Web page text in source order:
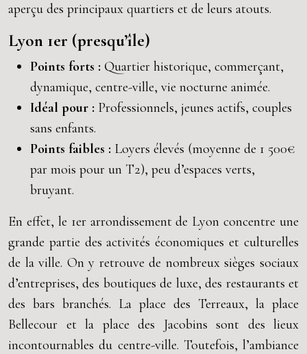
aperçu des principaux quartiers et de leurs atouts.
Lyon 1er (presqu’île)
Points forts : Quartier historique, commerçant,
dynamique, centre-ville, vie nocturne animée.
Idéal pour : Professionnels, jeunes actifs, couples
sans enfants.
Points faibles : Loyers élevés (moyenne de 1 500€
par mois pour un T2), peu d’espaces verts,
bruyant.
En effet, le 1er arrondissement de Lyon concentre une
grande partie des activités économiques et culturelles
de la ville. On y retrouve de nombreux sièges sociaux
d’entreprises, des boutiques de luxe, des restaurants et
des bars branchés. La place des Terreaux, la place
Bellecour et la place des Jacobins sont des lieux
incontournables du centre-ville. Toutefois, l’ambiance